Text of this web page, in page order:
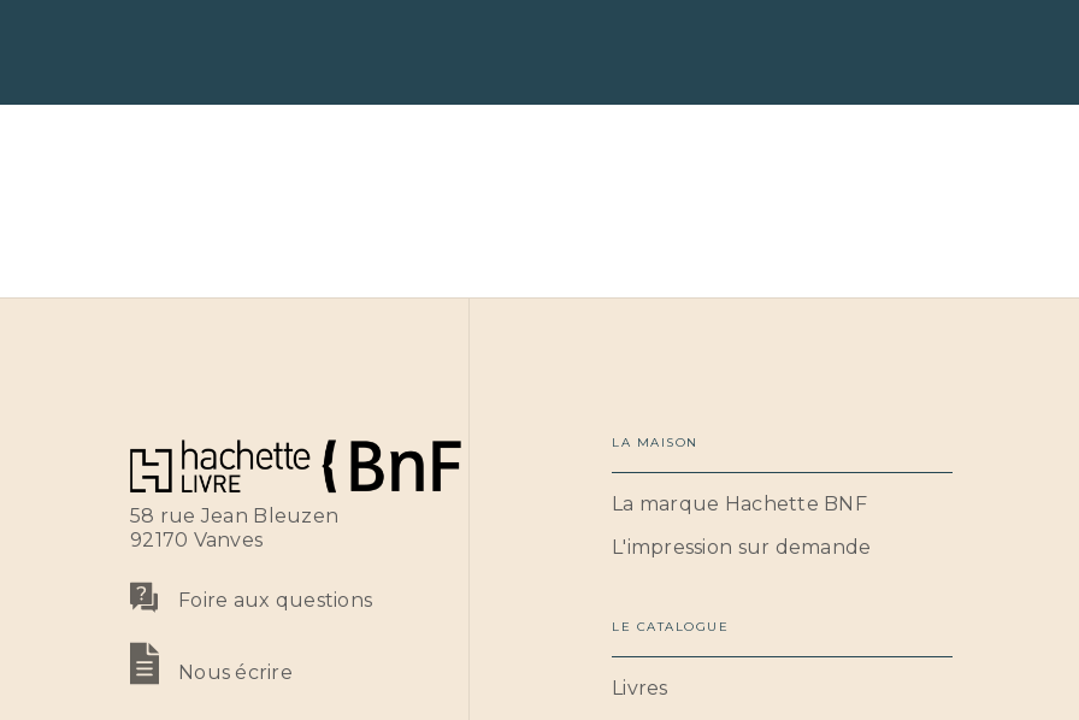
58 rue Jean Bleuzen
92170 Vanves
Foire aux questions
Nous écrire
LA MAISON
La marque Hachette BNF
L'impression sur demande
LE CATALOGUE
Livres